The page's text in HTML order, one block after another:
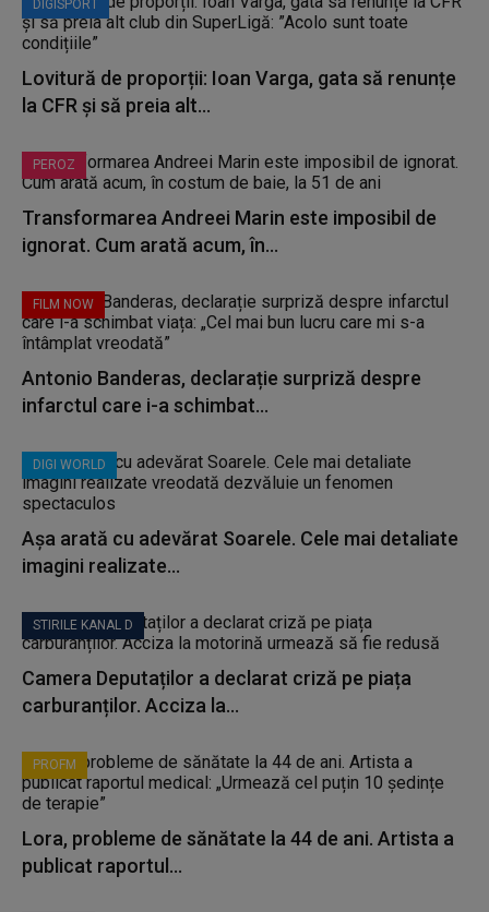
DIGISPORT
Lovitură de proporții: Ioan Varga, gata să renunțe
la CFR și să preia alt...
PEROZ
Transformarea Andreei Marin este imposibil de
ignorat. Cum arată acum, în...
FILM NOW
Antonio Banderas, declarație surpriză despre
infarctul care i-a schimbat...
DIGI WORLD
Așa arată cu adevărat Soarele. Cele mai detaliate
imagini realizate...
STIRILE KANAL D
Camera Deputaților a declarat criză pe piața
carburanților. Acciza la...
PROFM
Lora, probleme de sănătate la 44 de ani. Artista a
publicat raportul...